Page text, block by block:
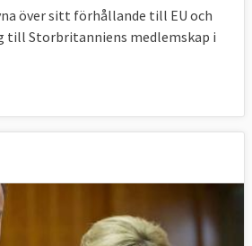
över sitt förhållande till EU och
till Storbritanniens medlemskap i